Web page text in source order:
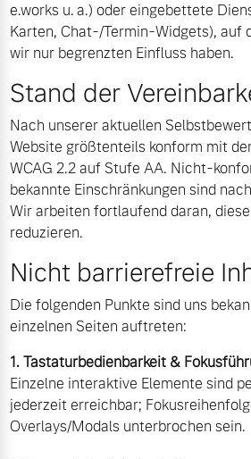
Editionsmodelle
Angebot anfragen
Fahrzeug konfigurieren
Sofort verfügbare Fahrzeuge
Volvo Selekt
Die
Service by Volvo
Sie erhalten
Vielzahl
Volvo
Sommer
Bitte
Entdecken
saisonalen
Mehr
e.works u. a.) oder eingebettete
Karten, Chat-/Termin-Widgets), auf
wir nur begrenzten Einfluss haben.
Stand der
Nach unserer aktuellen
Website größtenteils konform mit
WCAG 2.2 auf Stufe AA. Nicht-
bekannte Einschränkungen sind
Wir arbeiten fortlaufend daran,
reduzieren.
Nicht barrierefreie
Die folgenden Punkte sind uns
einzelnen Seiten auftreten:
1. Tastaturbedienbarkeit &
Einzelne interaktive Elemente sind
jederzeit erreichbar;
Overlays/Modals unterbrochen sein.